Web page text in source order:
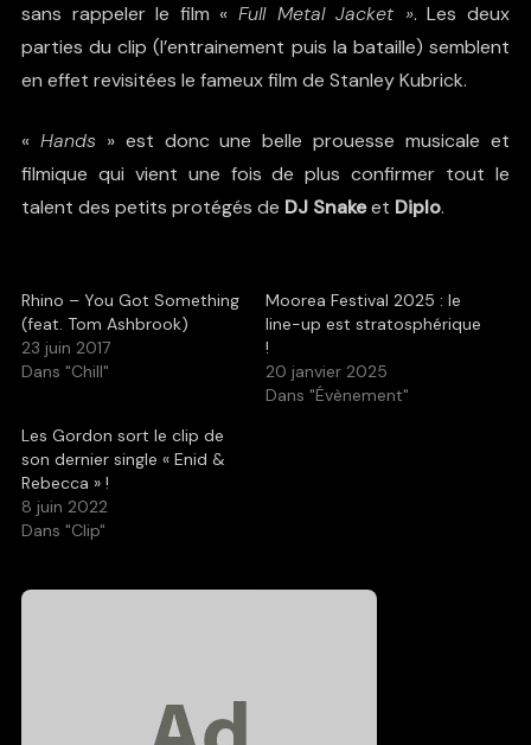
sans rappeler le film « Full Metal Jacket ». Les deux
parties du clip (l’entrainement puis la bataille) semblent
en effet revisitées le fameux film de Stanley Kubrick.
« Hands » est donc une belle prouesse musicale et
filmique qui vient une fois de plus confirmer tout le
talent des petits protégés de DJ Snakeet Diplo.
Rhino – You Got Something
(feat. Tom Ashbrook)
23 juin 2017
Dans "Chill"
Moorea Festival 2025 : le
line-up est stratosphérique
!
20 janvier 2025
Dans "Évènement"
Les Gordon sort le clip de
son dernier single « Enid &
Rebecca » !
8 juin 2022
Dans "Clip"